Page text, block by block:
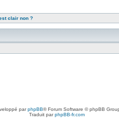
clair non ?
parphpBB® Forum Software © phpBB
Traduit parphpBB-fr.com